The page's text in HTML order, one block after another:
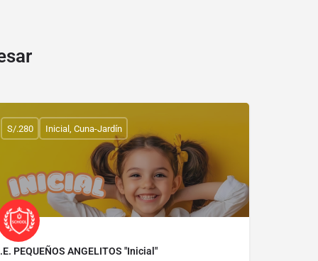
PEQUEÑOS ANGELITOS "Inicial"
S/.280 Inicial, Cuna-Jardín